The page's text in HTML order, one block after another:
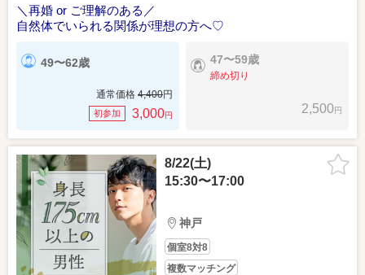
＼再婚 or ご理解のある／
自然体でいられる関係が理想の方へ♡
49〜62歳
通常価格 4,400円
初参加 3,000円
47〜59歳
締め切り
2,500円
8/22(土)
15:30〜17:00
神戸
個室8対8
複数マッチング